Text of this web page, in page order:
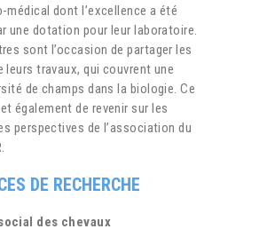
médical dont l’excellence a été
une dotation pour leur laboratoire.
sont l’occasion de partager les
leurs travaux, qui couvrent une
de champs dans la biologie. Ce
également de revenir sur les
perspectives de l’association du
DE RECHERCHE
des chevaux